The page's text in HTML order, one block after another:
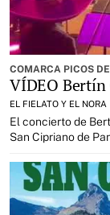
COMARCA PICOS
VÍDEO Bertín
EL FIELATO Y EL NORA
El concierto de
San Cipriano de